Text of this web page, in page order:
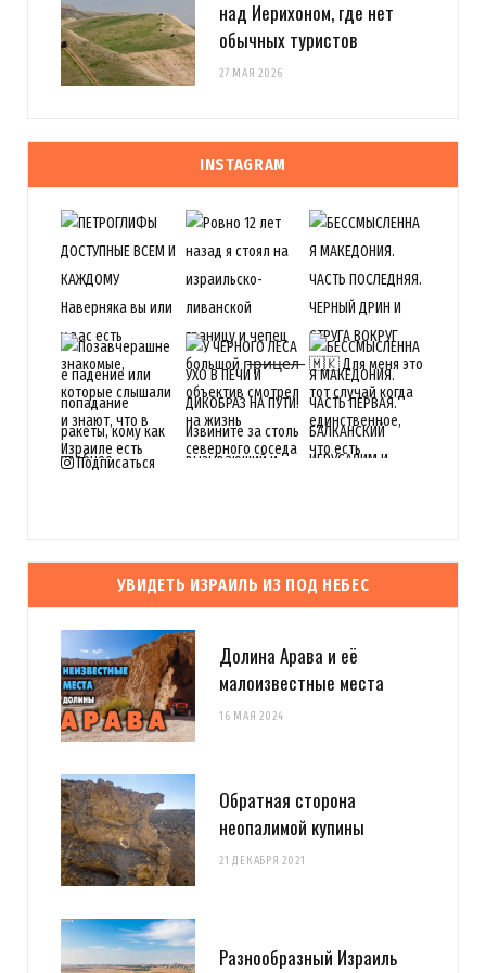
над Иерихоном, где нет
обычных туристов
27 МАЯ 2026
INSTAGRAM
Подписаться
УВИДЕТЬ ИЗРАИЛЬ ИЗ ПОД НЕБЕС
Долина Арава и её
малоизвестные места
16 МАЯ 2024
Обратная сторона
неопалимой купины
21 ДЕКАБРЯ 2021
Разнообразный Израиль